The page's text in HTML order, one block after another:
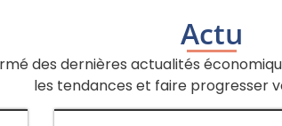
Actu
des dernières actualités
les tendances et faire progresser